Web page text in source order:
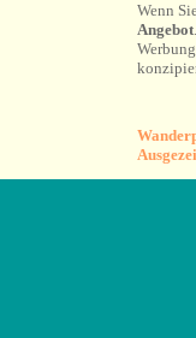
Wenn
Angebot